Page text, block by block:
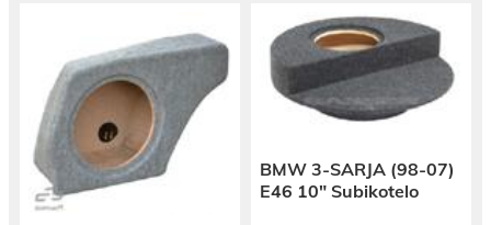
BMW 3-SARJA (98-07)
E46 10″ Subikotelo